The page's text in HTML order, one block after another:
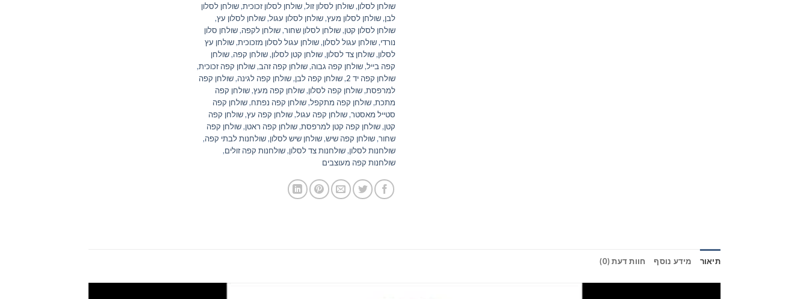
שולחן לסלון,שולחן לסלון זול,שולחן לסלון זכוכית,שולחן לסלון
לבן,שולחן לסלון מעץ,שולחן לסלון עגול,שולחן לסלון עץ,
שולחן לסלון קטן,שולחן לסלון שחור,שולחן לקפה,שולחן סלון
נורדי,שולחן עגול לסלון,שולחן עגול לסלון מזכוכית,שולחן עץ
לסלון,שולחן צד לסלון,שולחן קטן לסלון,שולחן קפה,שולחן
קפה בייל,שולחן קפה גבוה,שולחן קפה זהב,שולחן קפה זכוכית,
שולחן קפה יד 2
,שולחן קפה לבן,שולחן קפה לגינה,שולחן קפה
למרפסת,שולחן קפה לסלון,שולחן קפה מעץ,שולחן קפה
מתכת,שולחן קפה מתקפל,שולחן קפה נפתח,שולחן קפה
סטייל מאסטר,שולחן קפה עגול,שולחן קפה עץ,שולחן קפה
קטן,שולחן קפה קטן למרפסת,שולחן קפה ראטן,שולחן קפה
שחור,שולחן קפה שיש,שולחן שיש לסלון,שולחנות לבתי קפה,
שולחנות לסלון,שולחנות צד לסלון,שולחנות קפה זולים,
שולחנות קפה מעוצבים
תיאור מידע נוסף חוות דעת (0)